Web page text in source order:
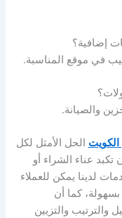
إضافية؟
في موقع المناسبة.
والصيانة.
الحل الأمثل لكل
عناء الشراء أو
لدينا يمكن للعملاء
كما أن
والترتيب والتزيين